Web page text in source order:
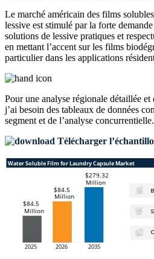
Le marché américain des films
lessive est stimulé par la forte
solutions de lessive pratiques et
en mettant l’accent sur les films
particulier dans les applications
Pour une analyse régionale détaillée et
j’ai besoin des tableaux de données
segment et de l’analyse concurrentielle.
Télécharger